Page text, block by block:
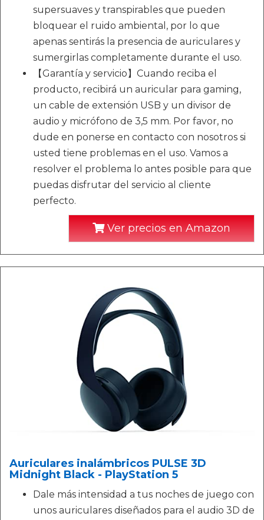
supersuaves y transpirables que pueden
bloquear el ruido ambiental, por lo que
apenas sentirás la presencia de auriculares y
sumergirlas completamente durante el uso.
【Garantía y servicio】Cuando reciba el
producto, recibirá un auricular para gaming,
un cable de extensión USB y un divisor de
audio y micrófono de 3,5 mm. Por favor, no
dude en ponerse en contacto con nosotros si
usted tiene problemas en el uso. Vamos a
resolver el problema lo antes posible para que
puedas disfrutar del servicio al cliente
perfecto.
Ver precios en Amazon
Auriculares inalámbricos PULSE 3D
Midnight Black - PlayStation 5
Dale más intensidad a tus noches de juego con
unos auriculares diseñados para el audio 3D de